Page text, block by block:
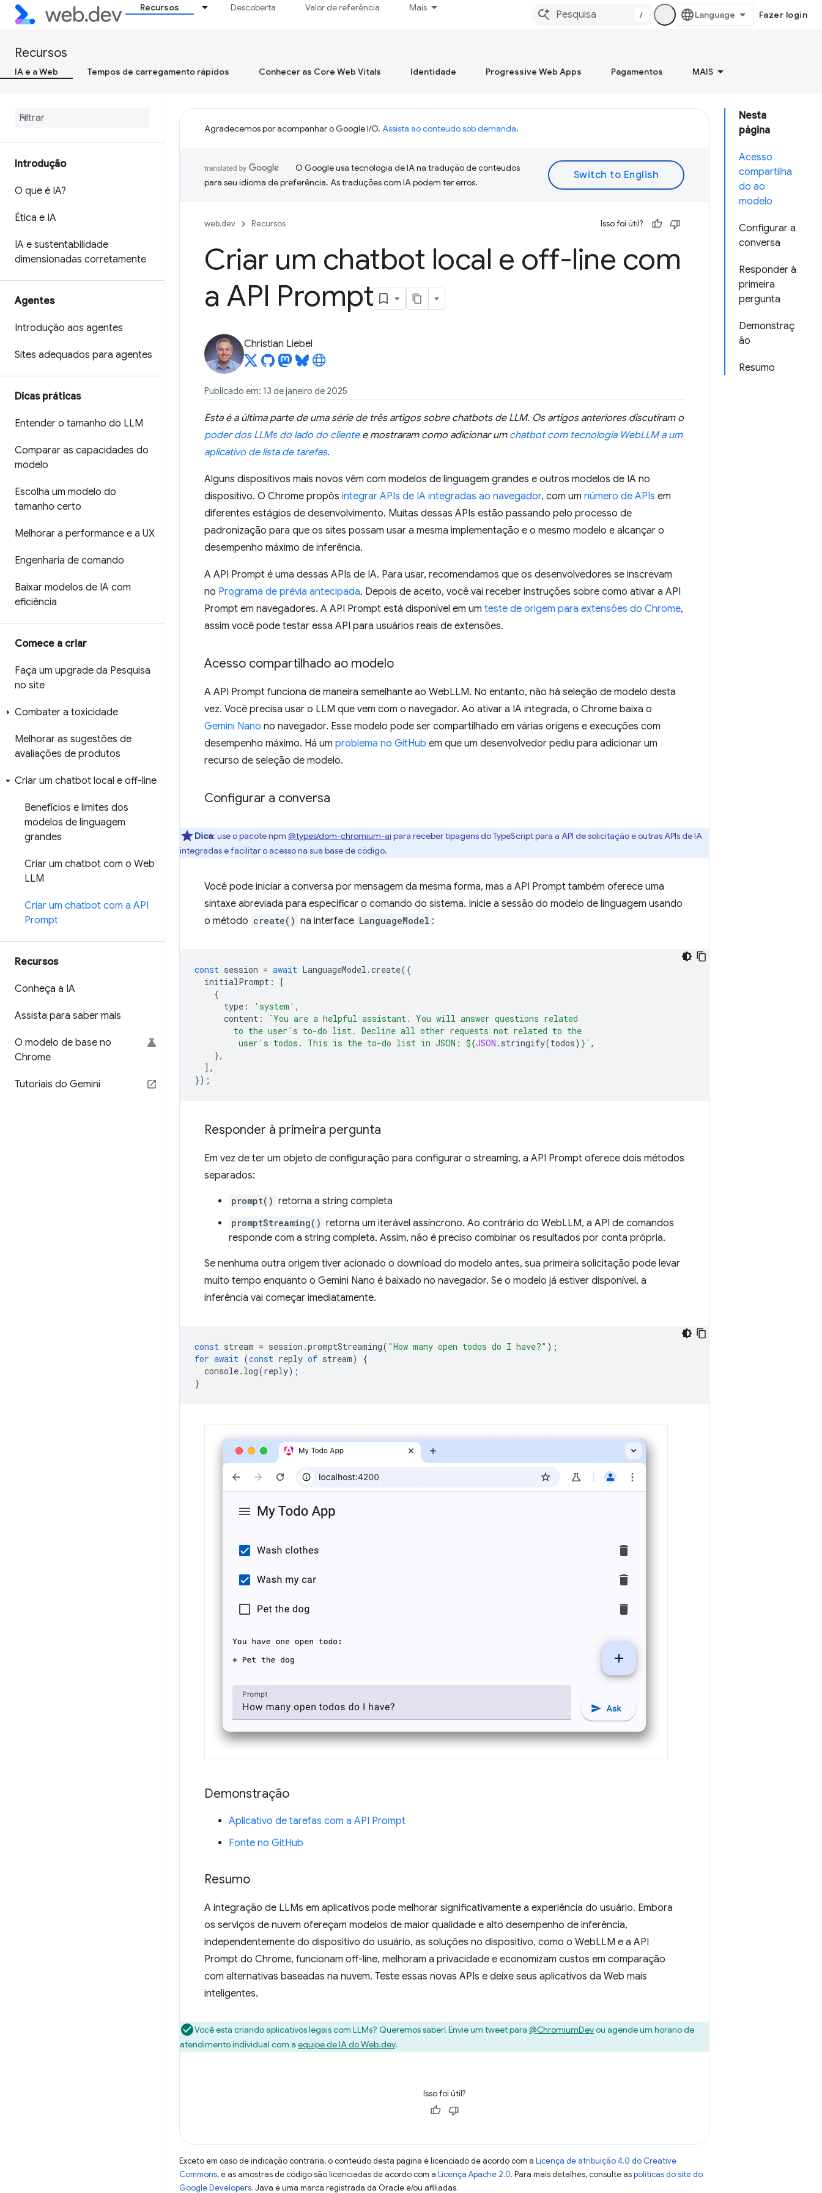
Recursos Descoberta Valor de referência Mais
/ Fazer login
Recursos
IA e a Web Tempos de carregamento rápidos Conhecer as Core Web Vitals Identidade Progressive Web Apps Pagamentos MAIS
Introdução
O que é IA?
Ética e IA
IA e sustentabilidade
dimensionadas corretamente
Agentes
Introdução aos agentes
Sites adequados para agentes
Dicas práticas
Entender o tamanho do LLM
Comparar as capacidades do
modelo
Escolha um modelo do
tamanho certo
Melhorar a performance e a UX
Engenharia de comando
Baixar modelos de IA com
eficiência
Comece a criar
Faça um upgrade da Pesquisa
no site
Combater a toxicidade
Melhorar as sugestões de
avaliações de produtos
Criar um chatbot local e off-line
Benefícios e limites dos
modelos de linguagem
grandes
Criar um chatbot com o Web
LLM
Criar um chatbot com a API
Prompt
Recursos
Conheça a IA
Assista para saber mais
O modelo de base no
Chrome
Tutoriais do Gemini
Nesta
página
Acesso
compartilha
do ao
modelo
Configurar a
conversa
Responder à
primeira
pergunta
Demonstraç
ão
Resumo
Agradecemos por acompanhar o Google I/O. Assista ao conteúdo sob demanda.
O Google usa tecnologia de IA na tradução de conteúdos
para seu idioma de preferência. As traduções com IA podem ter erros.
web.dev Recursos Isso foi útil?
Criar um chatbot local e off-line com
a API Prompt
Christian Liebel
Publicado em: 13 de janeiro de 2025
Esta é a última parte de uma série de três artigos sobre chatbots de LLM. Os artigos anteriores discutiram o
poder dos LLMs do lado do clientee mostraram como adicionar um chatbot com tecnologia WebLLM a um
aplicativo de lista de tarefas.
Alguns dispositivos mais novos vêm com modelos de linguagem grandes e outros modelos de IA no
dispositivo. O Chrome propôs integrar APIs de IA integradas ao navegador, com um número de APIs em
diferentes estágios de desenvolvimento. Muitas dessas APIs estão passando pelo processo de
padronização para que os sites possam usar a mesma implementação e o mesmo modelo e alcançar o
desempenho máximo de inferência.
A API Prompt é uma dessas APIs de IA. Para usar, recomendamos que os desenvolvedores se inscrevam
no Programa de prévia antecipada. Depois de aceito, você vai receber instruções sobre como ativar a API
Prompt em navegadores. A API Prompt está disponível em um teste de origem para extensões do Chrome,
assim você pode testar essa API para usuários reais de extensões.
Acesso compartilhado ao modelo
A API Prompt funciona de maneira semelhante ao WebLLM. No entanto, não há seleção de modelo desta
vez. Você precisa usar o LLM que vem com o navegador. Ao ativar a IA integrada, o Chrome baixa o
Gemini Nano no navegador. Esse modelo pode ser compartilhado em várias origens e execuções com
desempenho máximo. Há um problema no GitHub em que um desenvolvedor pediu para adicionar um
recurso de seleção de modelo.
Configurar a conversa
Dica: use o pacote npm @types/dom-chromium-ai para receber tipagens do TypeScript para a API de solicitação e outras APIs de IA
integradas e facilitar o acesso na sua base de código.
Você pode iniciar a conversa por mensagem da mesma forma, mas a API Prompt também oferece uma
sintaxe abreviada para especificar o comando do sistema. Inicie a sessão do modelo de linguagem usando
o método create() na interface LanguageModel :
const session = await LanguageModel .create({
initialPrompt :
[
{
type : 'system' ,
content :
`You are a helpful assistant. You will answer questions related
        to the user's to-do list. Decline all other requests not related to the
         user's todos. This is the to-do list in JSON:
${JSON . stringify(todos) } ` ,
},
],
});
Responder à primeira pergunta
Em vez de ter um objeto de configuração para configurar o streaming, a API Prompt oferece dois métodos
separados:
prompt() retorna a string completa
promptStreaming() retorna um iterável assíncrono. Ao contrário do WebLLM, a API de comandos
responde com a string completa. Assim, não é preciso combinar os resultados por conta própria.
Se nenhuma outra origem tiver acionado o download do modelo antes, sua primeira solicitação pode levar
muito tempo enquanto o Gemini Nano é baixado no navegador. Se o modelo já estiver disponível, a
inferência vai começar imediatamente.
const stream = session .promptStreaming( "How many open todos do I have?" );
for await (const reply of stream)
{
console. log(reply);
}
Demonstração
Aplicativo de tarefas com a API Prompt
Fonte no GitHub
Resumo
A integração de LLMs em aplicativos pode melhorar significativamente a experiência do usuário. Embora
os serviços de nuvem ofereçam modelos de maior qualidade e alto desempenho de inferência,
independentemente do dispositivo do usuário, as soluções no dispositivo, como o WebLLM e a API
Prompt do Chrome, funcionam off-line, melhoram a privacidade e economizam custos em comparação
com alternativas baseadas na nuvem. Teste essas novas APIs e deixe seus aplicativos da Web mais
inteligentes.
Você está criando aplicativos legais com LLMs? Queremos saber! Envie um tweet para @ChromiumDevou agende um horário de
atendimento individual com a equipe de IA do Web.dev.
Isso foi útil?
Exceto em caso de indicação contrária, o conteúdo desta página é licenciado de acordo com a Licença de atribuição 4.0 do Creative
Commons, e as amostras de código são licenciadas de acordo com a Licença Apache 2.0. Para mais detalhes, consulte aspolíticas do site do
Google Developers. Java é uma marca registrada da Oracle e/ou afiliadas.